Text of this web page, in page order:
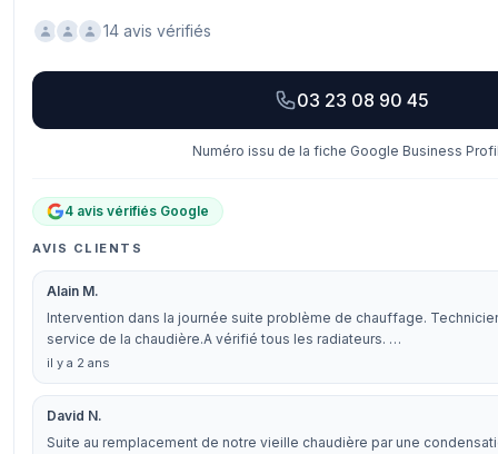
14 avis vérifiés
03 23 08 90 45
Numéro issu de la fiche Google Business
4 avis vérifiés Google
AVIS CLIENTS
Alain M.
Intervention dans la journée suite problème de chauffage.
service de la chaudière.A vérifié tous les radiateurs. …
il y a 2 ans
David N.
Suite au remplacement de notre vieille chaudière par une